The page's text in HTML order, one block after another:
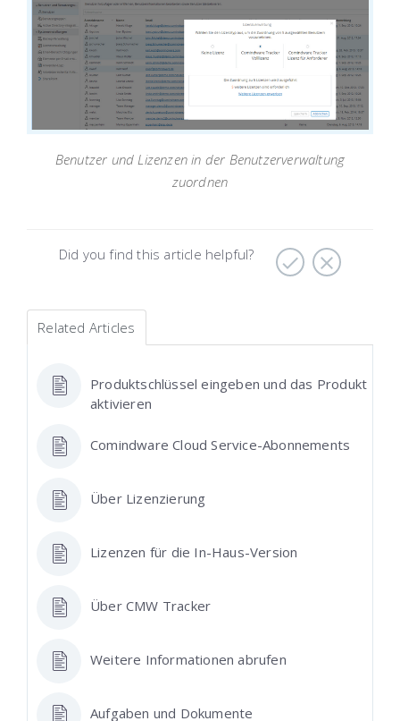
Benutzer und Lizenzen in der Benutzerverwaltung
zuordnen
Did you find this article helpful?
Related Articles
Produktschlüssel eingeben und das Produkt
aktivieren
Comindware Cloud Service-Abonnements
Über Lizenzierung
Lizenzen für die In-Haus-Version
Über CMW Tracker
Weitere Informationen abrufen
Aufgaben und Dokumente